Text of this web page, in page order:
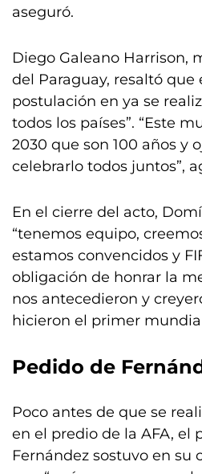
aseguró.
Diego Galeano Harrison,
del Paraguay, resaltó que
postulación en ya se
todos los países”. “Este
2030 que son 100 años y
celebrarlo todos juntos”,
En el cierre del acto,
“tenemos equipo,
estamos convencidos y
obligación de honrar la
nos antecedieron y
hicieron el primer
Pedido de
Poco antes de que se
en el predio de la AFA, el
Fernández sostuvo en su